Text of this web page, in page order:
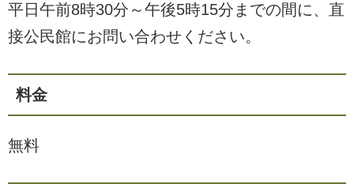
平日午前8時30分～午後5時15分までの間に、直
接公民館にお問い合わせください。
料金
無料